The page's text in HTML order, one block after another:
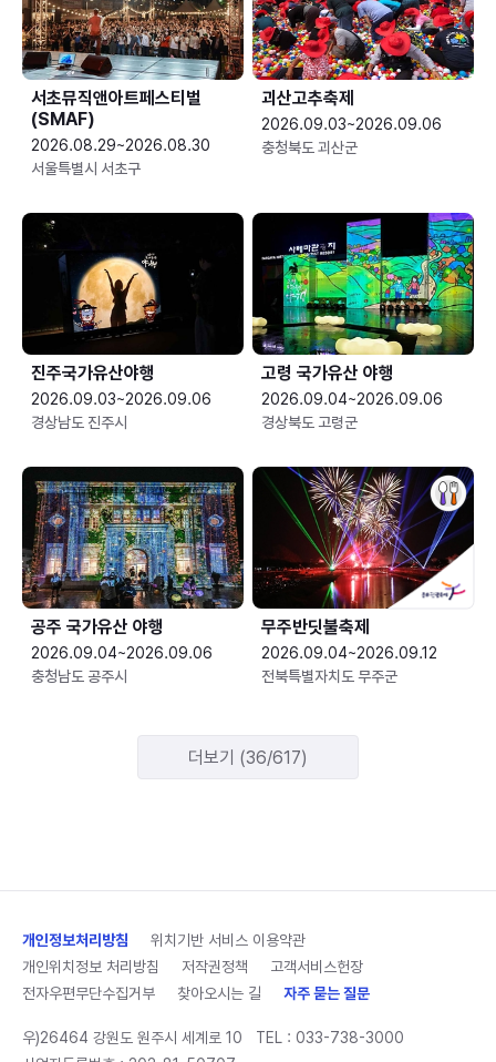
서초뮤직앤아트페스티벌
(SMAF)
2026.08.29~2026.08.30
서울특별시 서초구
괴산고추축제
2026.09.03~2026.09.06
충청북도 괴산군
진주국가유산야행
2026.09.03~2026.09.06
경상남도 진주시
고령 국가유산 야행
2026.09.04~2026.09.06
경상북도 고령군
공주 국가유산 야행
2026.09.04~2026.09.06
충청남도 공주시
무주반딧불축제
2026.09.04~2026.09.12
전북특별자치도 무주군
더보기 (36/617)
개인정보처리방침
위치기반 서비스 이용약관
개인위치정보 처리방침
저작권정책
고객서비스헌장
전자우편무단수집거부
찾아오시는 길 자주 묻는 질문
우)26464 강원도 원주시 세계로 10 TEL : 033-738-3000